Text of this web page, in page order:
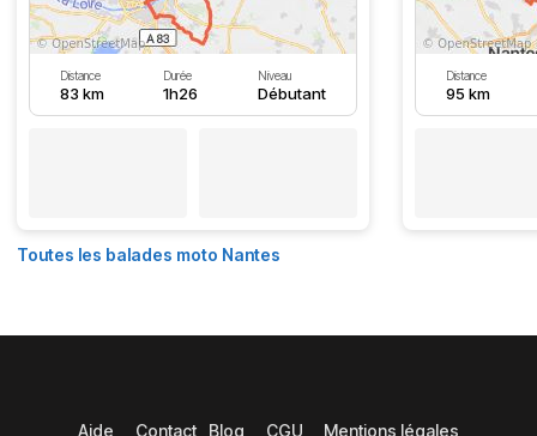
Distance
83 km
Durée
1h26
Niveau
Débutant
Distance
95 km
Toutes les balades moto Nantes
Aide Contact Blog CGU Mentions légales